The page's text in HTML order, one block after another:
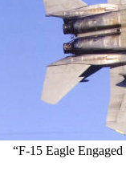
“F-15 Eagle